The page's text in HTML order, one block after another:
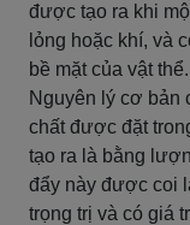
được tạo ra khi
lỏng hoặc khí, và
bề mặt của vật thể.
Nguyên lý cơ bản
chất được đặt
tạo ra là bằng
đẩy này được coi
trọng trị và có giá